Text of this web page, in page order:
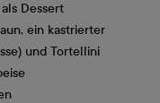
Dessert
ein kastrierter
und Tortellini